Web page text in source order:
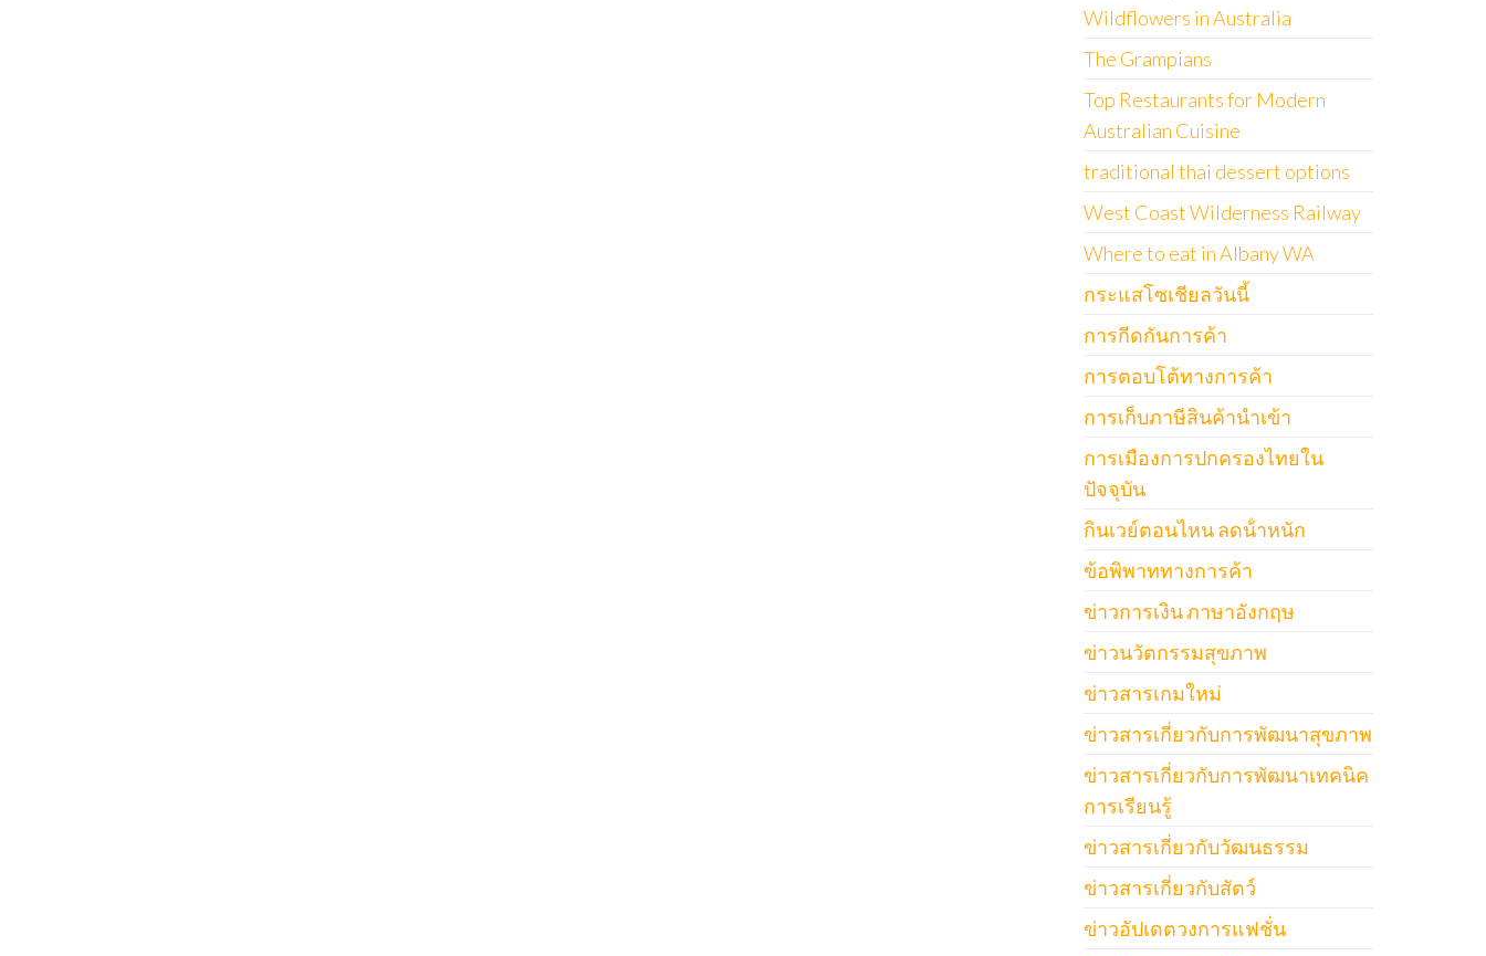
Wildflowers in Australia
The Grampians
Top Restaurants for Modern
Australian Cuisine
traditional thai dessert options
West Coast Wilderness Railway
Where to eat in Albany WA
กระแสโซเชียลวันนี้
การกีดกันการค้า
การตอบโต้ทางการค้า
การเก็บภาษีสินค้านำเข้า
การเมืองการปกครองไทยใน
ปัจจุบัน
กินเวย์ตอนไหน ลดน้ําหนัก
ข้อพิพาททางการค้า
ข่าวการเงิน ภาษาอังกฤษ
ข่าวนวัตกรรมสุขภาพ
ข่าวสารเกมใหม่
ข่าวสารเกี่ยวกับการพัฒนาสุขภาพ
ข่าวสารเกี่ยวกับการพัฒนาเทคนิค
การเรียนรู้
ข่าวสารเกี่ยวกับวัฒนธรรม
ข่าวสารเกี่ยวกับสัตว์
ข่าวอัปเดตวงการแฟชั่น